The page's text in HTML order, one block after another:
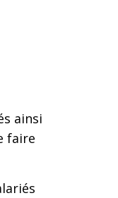
ainsi
faire